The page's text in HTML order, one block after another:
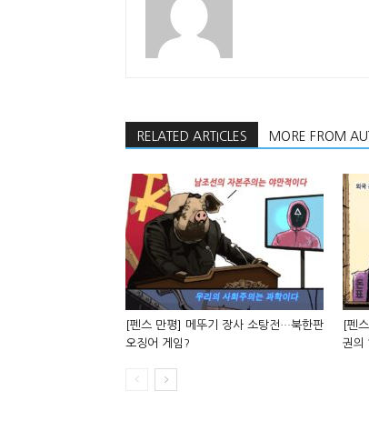
RELATED ARTICLES MORE FROM
[펜스 만평] 메뚜기 장사 소탕전…북한판
오징어 게임?
[펜
권의